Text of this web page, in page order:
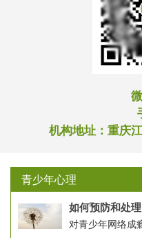
机构地址： 重庆
青少年心理
如何预防和处
对青少年网络成